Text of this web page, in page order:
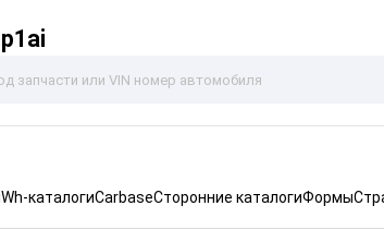
Wh-каталогиCarbaseСторонние каталогиФормы